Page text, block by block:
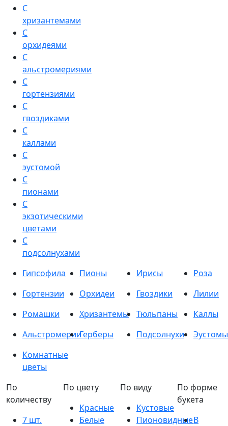
С
хризантемами
С
орхидеями
С
альстромериями
С
гортензиями
С
гвоздиками
С
каллами
С
эустомой
С
пионами
С
экзотическими
цветами
С
подсолнухами
Гипсофила
Пионы Ирисы
Роза
Гортензии
Орхидеи Гвоздики
Лилии
Ромашки
Хризантемы Тюльпаны
Каллы
АльстромерииГерберы Подсолнухи
Эустомы
Комнатные
цветы
По
количеству
7 шт.
По цвету
Красные
Белые
По виду
Кустовые
Пионовидные
По форме
букета
В